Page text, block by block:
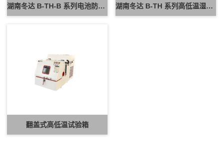
湖南冬达 B-TH-B 系列电池防爆试验箱 新能源电池高低温防爆测试设备 湖南冬达 B-TH 系列高低温湿热试验箱 可定制高低温循环可靠性测试设备
翻盖式高低温试验箱